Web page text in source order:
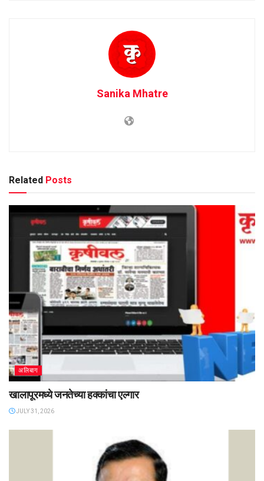
Sanika Mhatre
Related Posts
अलिबाग
खालापूरमध्ये जनतेच्या हक्कांचा एल्गार
JULY 31, 2026